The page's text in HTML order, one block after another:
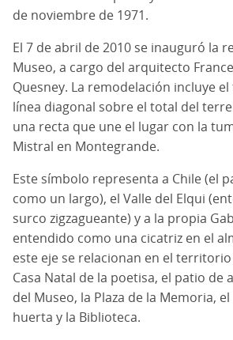
de noviembre de 1971.
El 7 de abril de 2010 se inauguró la
Museo, a cargo del arquitecto
Quesney. La remodelación incluye
línea diagonal sobre el total del
una recta que une el lugar con la
Mistral en Montegrande.
Este símbolo representa a Chile (el
como un largo), el Valle del Elqui
surco zigzagueante) y a la propia
entendido como una cicatriz en el
este eje se relacionan en el
Casa Natal de la poetisa, el patio de
del Museo, la Plaza de la Memoria,
huerta y la Biblioteca.